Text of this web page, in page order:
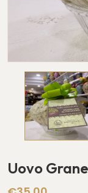
Uovo